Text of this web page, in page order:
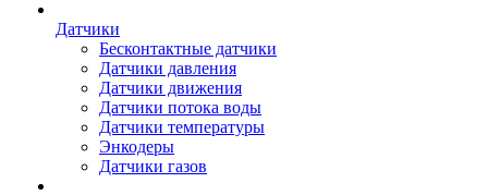
Датчики
Бесконтактные датчики
Датчики давления
Датчики движения
Датчики потока воды
Датчики температуры
Энкодеры
Датчики газов